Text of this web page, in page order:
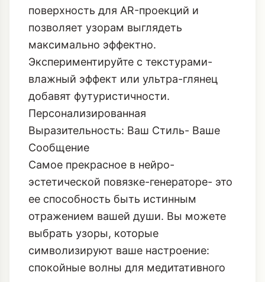
поверхность для AR-проекций и
позволяет узорам выглядеть
максимально эффектно.
Экспериментируйте с текстурами-
влажный эффект или ультра-глянец
добавят футуристичности.
Персонализированная
Выразительность: Ваш Стиль- Ваше
Сообщение
Самое прекрасное в нейро-
эстетической повязке-генераторе- это
ее способность быть истинным
отражением вашей души. Вы можете
выбрать узоры, которые
символизируют ваше настроение:
спокойные волны для медитативного